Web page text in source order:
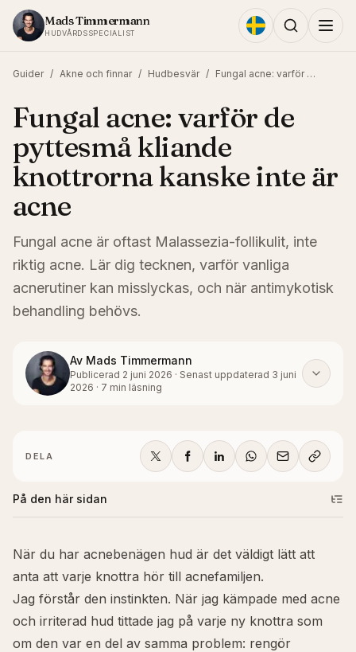
Hoppa till innehållet
Mads Timmermann
HUDVÅRDSSPECIALIST
Guider / Akne och finnar / Hudbesvär / Fungal acne: varför de pyttesmå kliande knottrorna kanske inte är acne
Fungal acne: varför de
pyttesmå kliande
knottrorna kanske inte är
acne
Fungal acne är oftast Malassezia-follikulit, inte
riktig acne. Lär dig tecknen, varför vanliga
acnerutiner kan misslyckas, och när antimykotisk
behandling behövs.
Av Mads Timmermann
Publicerad 2 juni 2026 · Senast uppdaterad 3 juni
2026 · 7 min läsning
DELA
På den här sidan
När du har acnebenägen hud är det väldigt lätt att
anta att varje knottra hör till acnefamiljen.
Jag förstår den instinkten. När jag kämpade med acne
och irriterad hud tittade jag på varje ny knottra som
om den var en del av samma problem: rengör